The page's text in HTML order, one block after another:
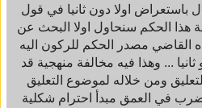
باستعراض اولا دون ثانيا في قول
هذا الحكم سنحاول اولا البحث عن
... وهذا فيه مخالفة منهجية قد
ومن خلاله لموضوع التعليق
في العمق مبدأ احترام شكلية